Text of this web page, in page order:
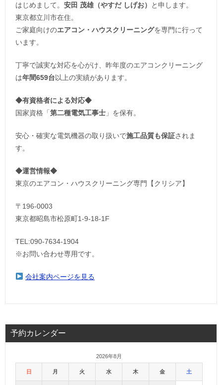
はじめまして。 安田 茂雄（やすだ しげお）
と申します。
東京都立川市在住。
ご家庭向けのエアコン・ハウスクリーニングを専門に行って
います。
丁寧で誠実な対応を心がけ、昨年度のエアコンクリーニング
は年間659台以上の実績があります。
◆有資格者による対応◆
国家資格「 第二種電気工事士 」を保有。
安心・確実な電気機器の取り扱いで施工品質も保証されま
す。
◆運営情報◆
東京のエアコン・ハウスクリーニング専門【クリシア】
〒196-0003
東京都昭島市松原町1-9‐18‐1F
TEL:090-7634-1904
※お問い合わせ専用です。
会社案内ページを見る
予約カレンダー
2026年8月
日 月 火 水 木 金 土